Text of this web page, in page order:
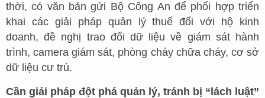
thời, có văn bản gửi Bộ Công An để phối hợp triển
khai các giải pháp quản lý thuế đối với hộ kinh
doanh, đề nghị trao đổi dữ liệu về giám sát hành
trình, camera giám sát, phòng cháy chữa cháy, cơ sở
dữ liệu cư trú.
Cần giải pháp đột phá quản lý, tránh bị “lách luật”